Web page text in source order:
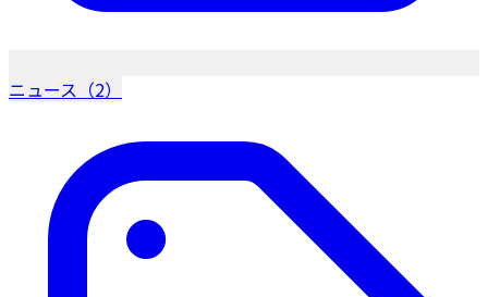
ニュース（2）